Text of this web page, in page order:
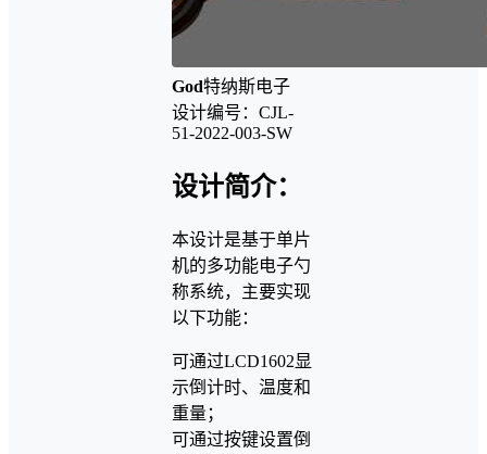
God特纳斯电子
设计编号：CJL-
51-2022-003-SW
设计简介：
本设计是基于单片
机的多功能电子勺
称系统，主要实现
以下功能：
可通过LCD1602显
示倒计时、温度和
重量；
可通过按键设置倒